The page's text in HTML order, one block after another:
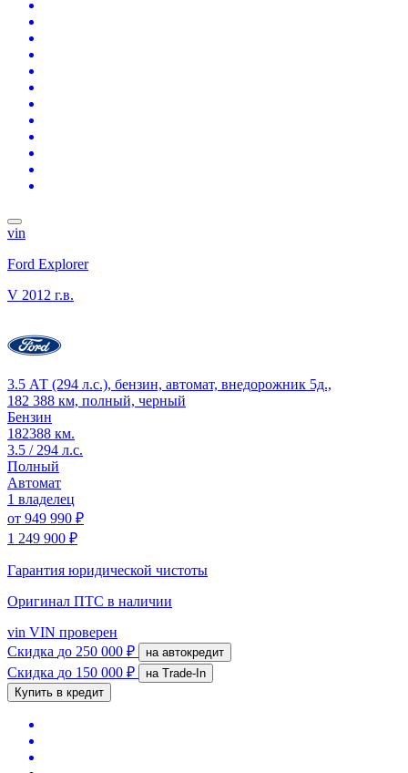
vin
Ford Explorer
V 2012 г.в.
3.5 АТ (294 л.с.), бензин, автомат, внедорожник 5д.,
182 388 км, полный, черный
Бензин
182388 км.
3.5 / 294 л.с.
Полный
Автомат
1 владелец
от 949 990 ₽
1 249 900 ₽
Гарантия юридической чистоты
Оригинал ПТС в наличии
vin VIN проверен
Скидка до 250 000 ₽ на автокредит
Скидка до 150 000 ₽
на Trade-In
Купить в кредит